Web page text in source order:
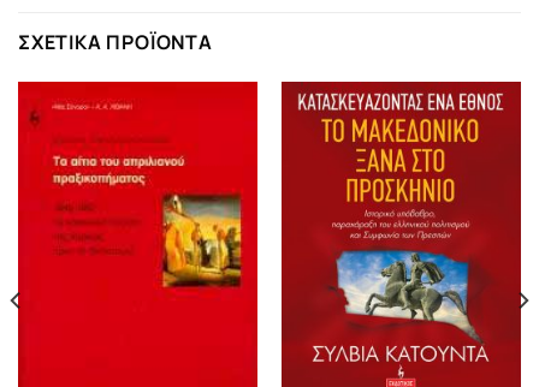
ΣΧΕΤΙΚΆ ΠΡΟΪΌΝΤΑ